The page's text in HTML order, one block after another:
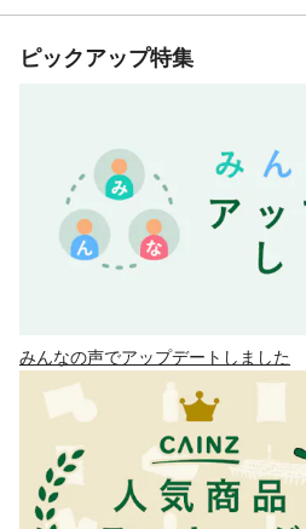
ピックアップ特集
みんなの声でアップデートしました